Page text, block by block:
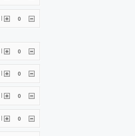
| 0
| 0
| 0
0
| 0